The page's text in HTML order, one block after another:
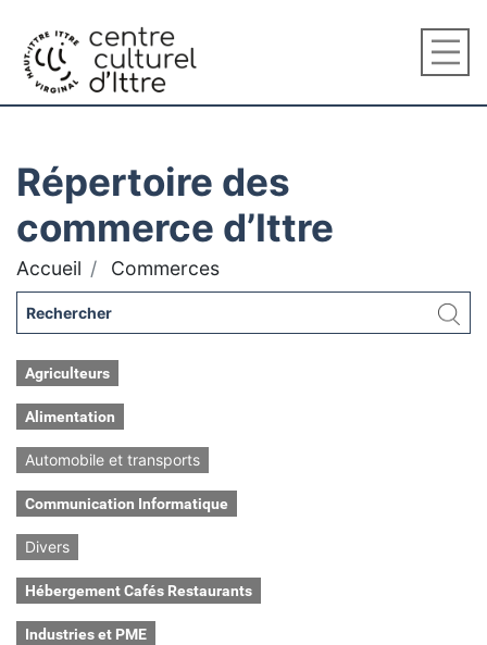
Répertoire des
commerce d’Ittre
Accueil Commerces
Agriculteurs
Alimentation
Automobile et transports
Communication Informatique
Divers
Hébergement Cafés Restaurants
Industries et PME